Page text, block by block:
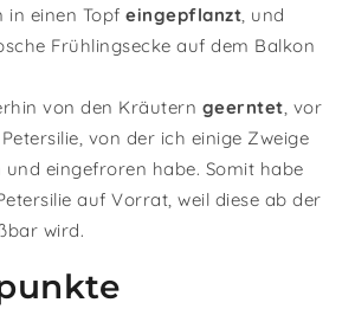
in einen Topfeingepflanzt, und
Frühlingsecke auf dem Balkon
von den Kräutern geerntet, vor
von der ich einige Zweige
eingefroren habe. Somit habe
auf Vorrat, weil diese ab der
wird.